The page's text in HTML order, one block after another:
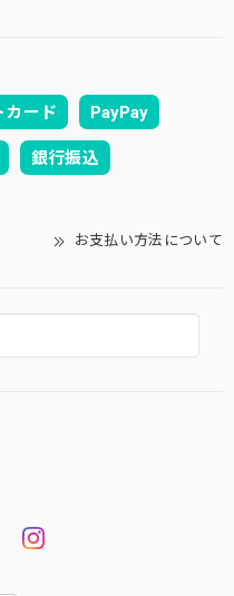
カード PayPay
銀行振込
お支払い方法について